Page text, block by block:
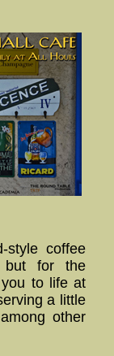
coffee
for the
to life at
a little
other